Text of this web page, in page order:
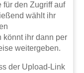
für den Zugriff auf
wählt ihr
könnt ihr dann per
weitergeben.
der Upload-Link